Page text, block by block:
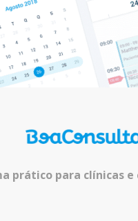
prático para clínicas